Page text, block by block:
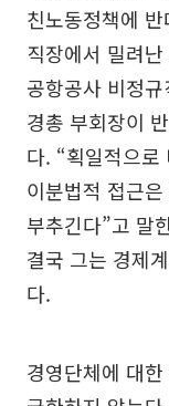
친노동정책에
직장에서 밀려
공항공사 비정
경총 부회장이
다. “획일적으로
이분법적 접근
부추긴다”고 말
결국 그는 경제
다.
경영단체에 대한